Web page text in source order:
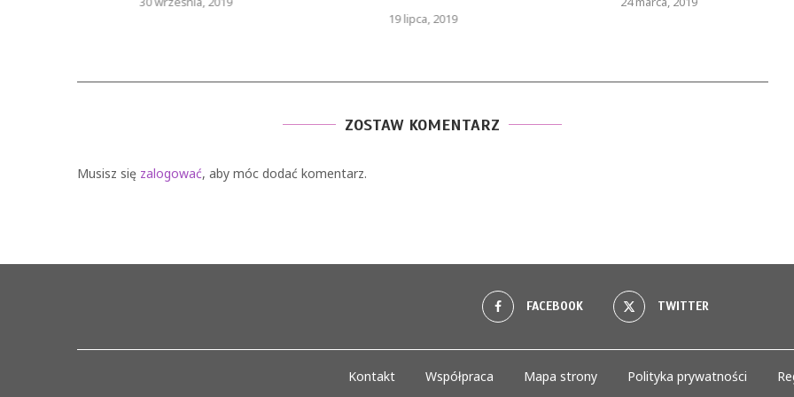
19 lipca, 2019
ZOSTAW KOMENTARZ
Musisz się zalogować, aby móc dodać komentarz.
FACEBOOK TWITTER
Kontakt Współpraca Mapa strony Polityka prywatności